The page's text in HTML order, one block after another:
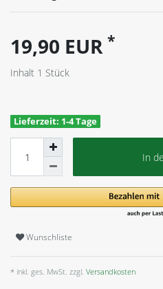
19,90 EUR *
Inhalt 1 Stück
Lieferzeit: 1-4 Tage
In
Wunschliste
* inkl. ges. MwSt. zzgl. Versandkosten